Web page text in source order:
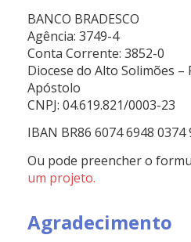
BANCO BRADESCO
Agência: 3749-4
Conta Corrente: 3852-0
Diocese do Alto Solimões –
Apóstolo
CNPJ: 04.619.821/0003-23
IBAN BR86 6074 6948 0374
Ou pode preencher o
um projeto.
Agradecimento